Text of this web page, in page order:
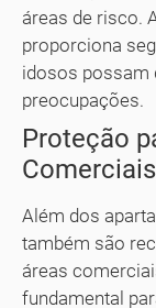
áreas de risco.
proporciona
idosos possam
preocupações.
Proteção
Comerciais
Além dos
também são
áreas
fundamental